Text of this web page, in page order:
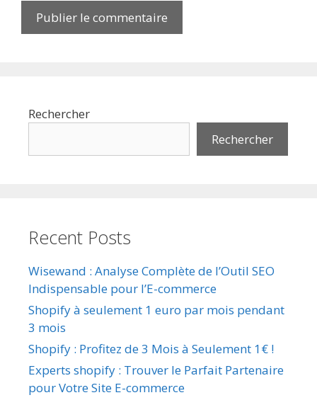
Rechercher
Rechercher
Recent Posts
Wisewand : Analyse Complète de l’Outil SEO
Indispensable pour l’E-commerce
Shopify à seulement 1 euro par mois pendant
3 mois
Shopify : Profitez de 3 Mois à Seulement 1€ !
Experts shopify : Trouver le Parfait Partenaire
pour Votre Site E-commerce